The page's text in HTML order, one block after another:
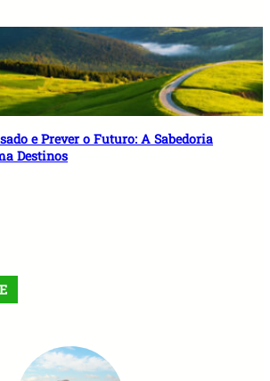
e Prever o Futuro: A Sabedoria
Destinos